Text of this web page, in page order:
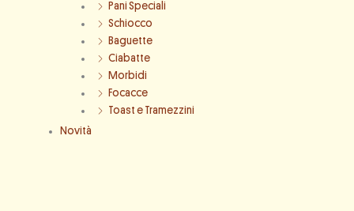
Pani Speciali
Schiocco
Baguette
Ciabatte
Morbidi
Focacce
Toast e Tramezzini
Novità